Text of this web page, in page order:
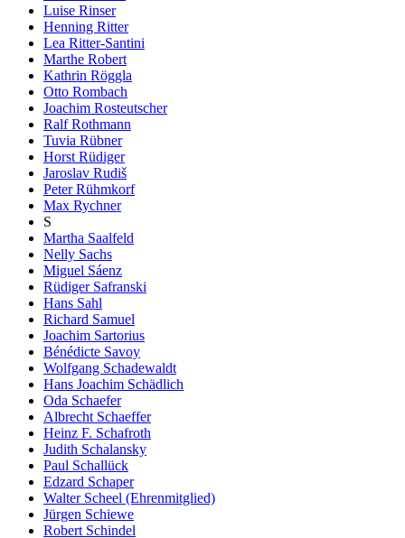
Luise Rinser
Henning Ritter
Lea Ritter-Santini
Marthe Robert
Kathrin Röggla
Otto Rombach
Joachim Rosteutscher
Ralf Rothmann
Tuvia Rübner
Horst Rüdiger
Jaroslav Rudiš
Peter Rühmkorf
Max Rychner
S
Martha Saalfeld
Nelly Sachs
Miguel Sáenz
Rüdiger Safranski
Hans Sahl
Richard Samuel
Joachim Sartorius
Bénédicte Savoy
Wolfgang Schadewaldt
Hans Joachim Schädlich
Oda Schaefer
Albrecht Schaeffer
Heinz F. Schafroth
Judith Schalansky
Paul Schallück
Edzard Schaper
Walter Scheel (Ehrenmitglied)
Jürgen Schiewe
Robert Schindel